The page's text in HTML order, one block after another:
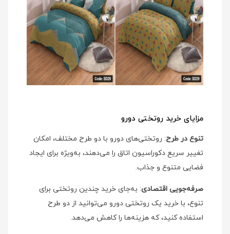
مزایای خرید روتختی دورو
تنوع در طرح: روتختی‌های دورو با دو طرح مختلف، امکان
تغییر سریع دکوراسیون اتاق را می‌دهند، به‌ویژه برای ایجاد
فضایی متنوع و جذاب.
صرفه‌جویی اقتصادی: به‌جای خرید چندین روتختی برای
تنوع، با خرید یک روتختی دورو می‌توانید از دو طرح
استفاده کنید، که هزینه‌ها را کاهش می‌دهد.